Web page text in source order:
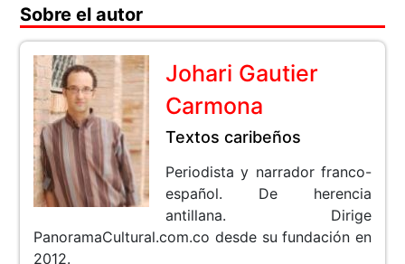
Sobre el autor
Johari Gautier
Carmona
Textos caribeños
Periodista y narrador franco-
español. De herencia
antillana. Dirige
PanoramaCultural.com.co desde su fundación en
2012.